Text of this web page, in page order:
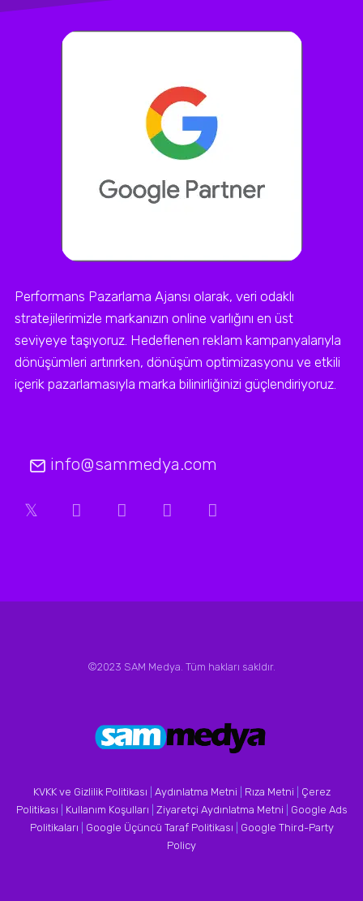
Performans Pazarlama Ajansı olarak, veri odaklı
stratejilerimizle markanızın online varlığını en üst
seviyeye taşıyoruz. Hedeflenen reklam kampanyalarıyla
dönüşümleri artırırken, dönüşüm optimizasyonu ve etkili
içerik pazarlamasıyla marka bilinirliğinizi güçlendiriyoruz.
info@sammedya.com
©2023 SAM Medya. Tüm hakları sakldır.
KVKK ve Gizlilik Politikası Aydınlatma Metni Rıza Metni
Çerez
Politikası
Kullanım Koşulları Ziyaretçi Aydınlatma Metni
Google Ads
Politikaları
Google Üçüncü Taraf Politikası
Google Third-Party
Policy